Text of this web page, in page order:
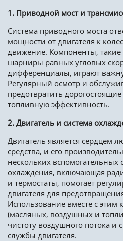
1. Приводной мост и
Система приводного моста
мощности от двигателя к
движение. Компоненты,
шарниры равных угловых
дифференциалы, играют
Регулярный осмотр и
предотвратить
топливную эффективность.
2. Двигатель и система
Двигатель является сердцем
средства, и его
нескольких вспомогательных
охлаждения, включающая
и термостаты, помогает
двигателя для
Использование вместе с этим
(масляных, воздушных и
чистоту воздушного потока и
службы двигателя.